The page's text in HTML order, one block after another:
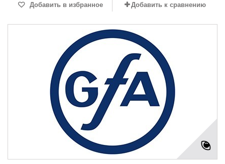
Добавить в избранное Добавить к сравнению